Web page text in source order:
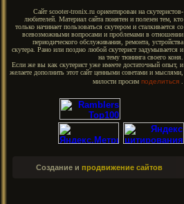
Сайт scooter-tronix.ru ориентирован на скутеристов-
любителей. Материал сайта понятен и полезен тем, кто
только начинает пользоваться скутером и сталкивается со
всевозможными вопросами и проблемами в отношении
периодического обслуживания, ремонта, устройства
скутера. Рано или поздно любой скутерист задумывается и
на тему тюнинга своего коня.
Если же вы как скутерист уже имеете достаточный опыт, и
желаете дополнить этот сайт ценными советами и мыслями,
милости просим поделиться .
Создание и продвижение сайтов